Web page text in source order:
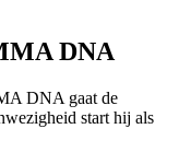
DNA
DNA gaat de
start hij als